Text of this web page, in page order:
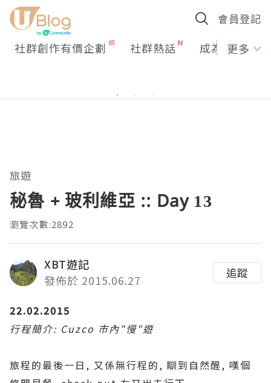
會員登記
社群創作有價企劃 社群熱話 成為U更多
旅遊
秘魯 + 玻利維亞 :: Day 13
瀏覽次數:2892
XBT遊記
發佈於 2015.06.27
追蹤
22.02.2015
行程簡介: Cuzco 市內"慢"遊
旅程的最後一日, 又係無行程的, 瞓到自然醒, 嘆個